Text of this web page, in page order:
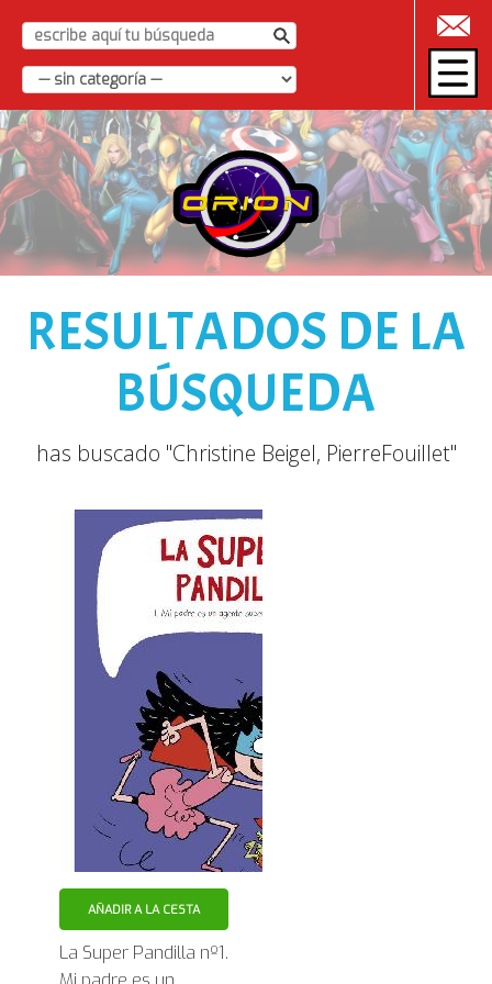
|
RESULTADOS DE LA
BÚSQUEDA
has buscado "Christine Beigel, PierreFouillet"
AÑADIR A LA CESTA
La Super Pandilla nº1.